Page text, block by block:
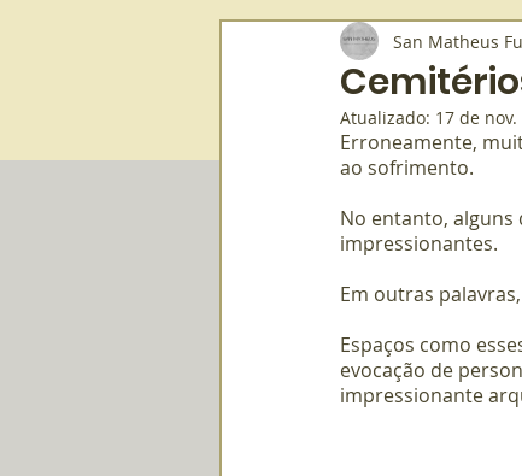
Plano Funerário Sepultamento
Serviço Funerário Saúde e
San Matheus
Atualizado: 17 de
Erroneamente,
ao sofrimento.
No entanto, alguns
impressionantes.
Em outras
Espaços como
evocação de
impressionante